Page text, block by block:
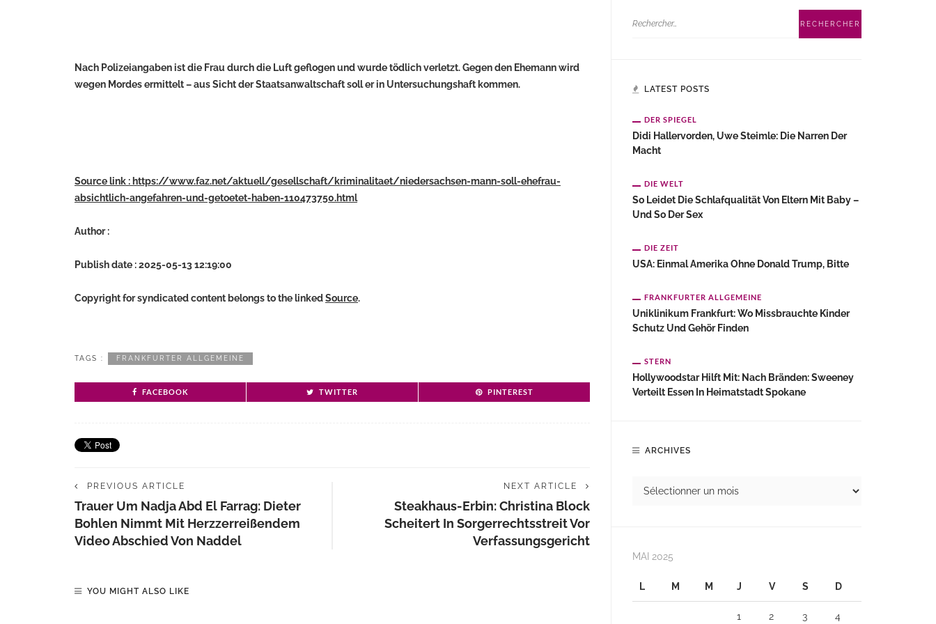
Nach Polizeiangaben ist die Frau durch die Luft geflogen und wurde tödlich verletzt. Gegen den Ehemann wird
wegen Mordes ermittelt – aus Sicht der Staatsanwaltschaft soll er in Untersuchungshaft kommen.
Source link : https://www.faz.net/aktuell/gesellschaft/kriminalitaet/niedersachsen-mann-soll-ehefrau-
absichtlich-angefahren-und-getoetet-haben-110473750.html
Author :
Publish date : 2025-05-13 12:19:00
Copyright for syndicated content belongs to the linkedSource.
TAGS : FRANKFURTER ALLGEMEINE
FACEBOOK TWITTER PINTEREST
PREVIOUS ARTICLE
Trauer Um Nadja Abd El Farrag: Dieter
Bohlen Nimmt Mit Herzzerreißendem
Video Abschied Von Naddel
NEXT ARTICLE
Steakhaus-Erbin: Christina Block
Scheitert In Sorgerrechtsstreit Vor
Verfassungsgericht
YOU MIGHT ALSO LIKE
LATEST POSTS
DER SPIEGEL
Didi Hallervorden, Uwe Steimle: Die Narren Der
Macht
DIE WELT
So Leidet Die Schlafqualität Von Eltern Mit Baby –
Und So Der Sex
DIE ZEIT
USA: Einmal Amerika Ohne Donald Trump, Bitte
FRANKFURTER ALLGEMEINE
Uniklinikum Frankfurt: Wo Missbrauchte Kinder
Schutz Und Gehör Finden
STERN
Hollywoodstar Hilft Mit: Nach Bränden: Sweeney
Verteilt Essen In Heimatstadt Spokane
ARCHIVES
MAI 2025
L M M J V S D
1 2 3 4